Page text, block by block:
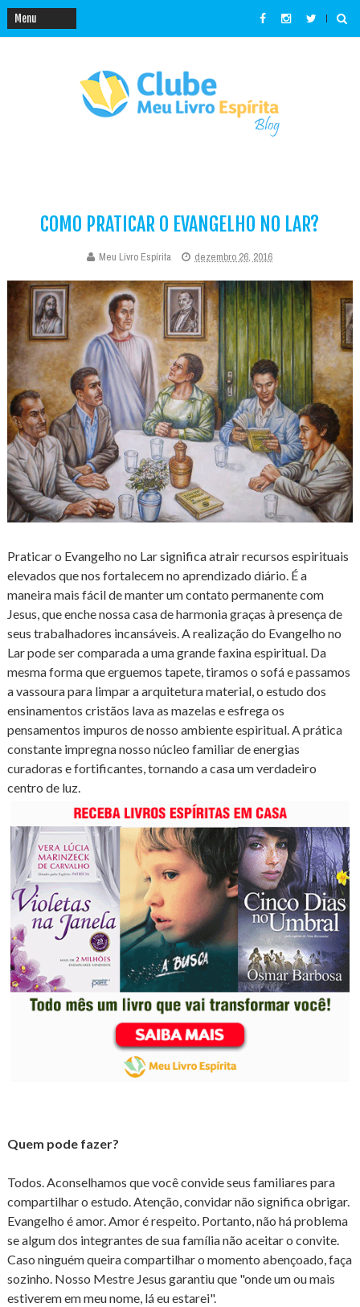
COMO PRATICAR O EVANGELHO NO LAR?
Meu Livro Espírita dezembro 26, 2016
Praticar o Evangelho no Lar significa atrair recursos espirituais
elevados que nos fortalecem no aprendizado diário. É a
maneira mais fácil de manter um contato permanente com
Jesus, que enche nossa casa de harmonia graças à presença de
seus trabalhadores incansáveis. A realização do Evangelho no
Lar pode ser comparada a uma grande faxina espiritual. Da
mesma forma que erguemos tapete, tiramos o sofá e passamos
a vassoura para limpar a arquitetura material, o estudo dos
ensinamentos cristãos lava as mazelas e esfrega os
pensamentos impuros de nosso ambiente espiritual. A prática
constante impregna nosso núcleo familiar de energias
curadoras e fortificantes, tornando a casa um verdadeiro
centro de luz.
Quem pode fazer?
Todos. Aconselhamos que você convide seus familiares para
compartilhar o estudo. Atenção, convidar não significa obrigar.
Evangelho é amor. Amor é respeito. Portanto, não há problema
se algum dos integrantes de sua família não aceitar o convite.
Caso ninguém queira compartilhar o momento abençoado, faça
sozinho. Nosso Mestre Jesus garantiu que "onde um ou mais
estiverem em meu nome, lá eu estarei".